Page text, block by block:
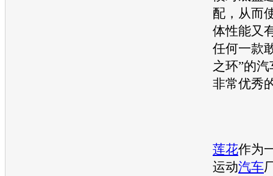
配，从而
体性能又
任何一款
之环”的汽
非常优秀
莲花作为
运动汽车